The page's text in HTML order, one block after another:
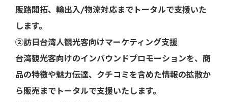
販路開拓、輸出入/物流対応までトータルで支援いた
します。
②訪日台湾人観光客向けマーケティング支援
台湾観光客向けのインバウンドプロモーションを、商
品の特徴や魅力伝達、クチコミを含めた情報の拡散か
ら販売までトータルで支援いたします。